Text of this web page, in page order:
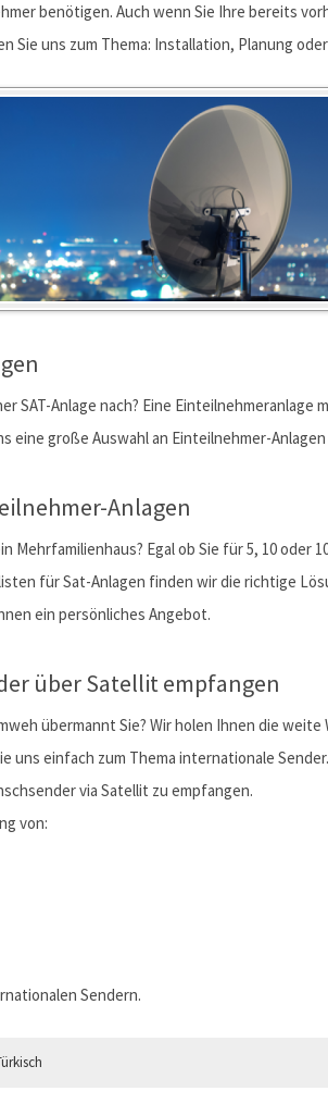
benötigen. Auch wenn Sie Ihre bereits
Sie uns zum Thema: Installation, Planung
SAT-Anlage nach? Eine Einteilnehmeranlage
eine große Auswahl an Einteilnehmer-
Anlagen
Mehrfamilienhaus? Egal ob Sie für 5, 10 oder
für Sat-Anlagen finden wir die richtige
ein persönliches Angebot.
über Satellit empfangen
übermannt Sie? Wir holen Ihnen die
uns einfach zum Thema internationale
via Satellit zu empfangen.
von:
Sendern.